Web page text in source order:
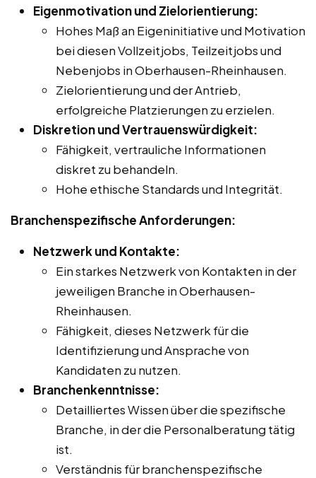
Eigenmotivation und Zielorientierung:
Hohes Maß an Eigeninitiative und Motivation
bei diesen Vollzeitjobs, Teilzeitjobs und
Nebenjobs in Oberhausen-Rheinhausen.
Zielorientierung und der Antrieb,
erfolgreiche Platzierungen zu erzielen.
Diskretion und Vertrauenswürdigkeit:
Fähigkeit, vertrauliche Informationen
diskret zu behandeln.
Hohe ethische Standards und Integrität.
Branchenspezifische Anforderungen:
Netzwerk und Kontakte:
Ein starkes Netzwerk von Kontakten in der
jeweiligen Branche in Oberhausen-
Rheinhausen.
Fähigkeit, dieses Netzwerk für die
Identifizierung und Ansprache von
Kandidaten zu nutzen.
Branchenkenntnisse:
Detailliertes Wissen über die spezifische
Branche, in der die Personalberatung tätig
ist.
Verständnis für branchenspezifische